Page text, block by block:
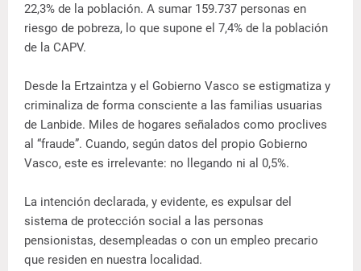
22,3% de la población. A sumar 159.737 personas en
riesgo de pobreza, lo que supone el 7,4% de la población
de la CAPV.
Desde la Ertzaintza y el Gobierno Vasco se estigmatiza y
criminaliza de forma consciente a las familias usuarias
de Lanbide. Miles de hogares señalados como proclives
al “fraude”. Cuando, según datos del propio Gobierno
Vasco, este es irrelevante: no llegando ni al 0,5%.
La intención declarada, y evidente, es expulsar del
sistema de protección social a las personas
pensionistas, desempleadas o con un empleo precario
que residen en nuestra localidad.